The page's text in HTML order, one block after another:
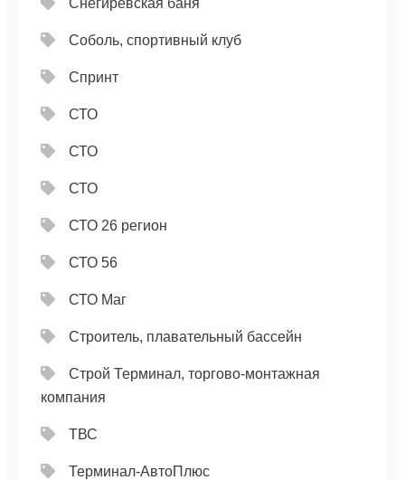
Соболь, спортивный клуб
Спринт
СТО
СТО
СТО
СТО 26 регион
СТО 56
СТО Маг
Строитель, плавательный бассейн
Строй Терминал, торгово-монтажная
компания
ТВС
Терминал-АвтоПлюс